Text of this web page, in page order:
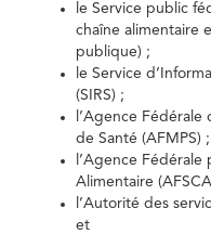
le Service public
chaîne alimentaire
publique) ;
le Service
(SIRS) ;
l’Agence
de Santé (AFMPS) ;
l’Agence
Alimentaire
l’Autorité des
et